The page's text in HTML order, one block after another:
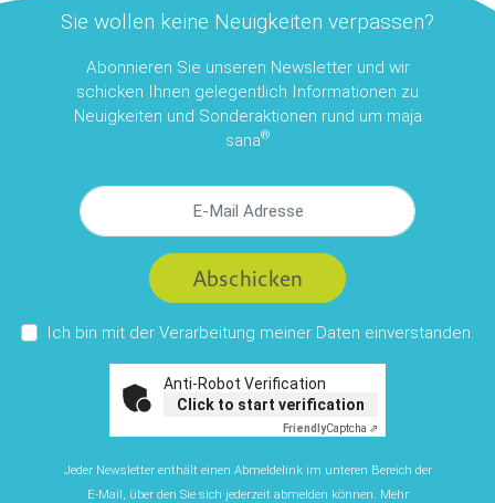
Sie wollen keine Neuigkeiten verpassen?
Abonnieren Sie unseren Newsletter und wir
schicken Ihnen gelegentlich Informationen zu
Neuigkeiten und Sonderaktionen rund um maja
sana®
Abschicken
Ich bin mit der Verarbeitung meiner Daten einverstanden.
Anti-Robot Verification
Click to start verification
FriendlyCaptcha ⇗
Jeder Newsletter enthält einen Abmeldelink im unteren Bereich der
E-Mail, über den Sie sich jederzeit abmelden können. Mehr